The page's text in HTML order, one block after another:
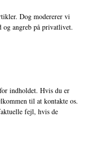
Dog modererer vi
og angreb på privatlivet.
indholdet. Hvis du er
til at kontakte os.
fejl, hvis de